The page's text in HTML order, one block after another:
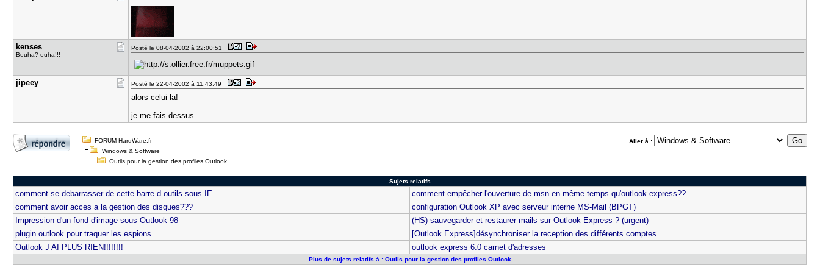
kenses
Beuha? euha!!!
Posté le 08-04-2002 à 22:00:51
jipeey Posté le 22-04-2002 à 11:43:49
alors celui la!
je me fais dessus
Aller à :
FORUM HardWare.fr
Windows & Software
Outils pour la gestion des profiles Outlook
Sujets relatifs
comment se debarrasser de cette barre d outils sous IE......
comment empêcher l'ouverture de msn en même temps qu'outlook express??
comment avoir acces a la gestion des disques???
configuration Outlook XP avec serveur interne MS-Mail (BPGT)
Impression d'un fond d'image sous Outlook 98
(HS) sauvegarder et restaurer mails sur Outlook Express ? (urgent)
plugin outlook pour traquer les espions
[Outlook Express]désynchroniser la reception des différents comptes
Outlook J AI PLUS RIEN!!!!!!!!
outlook express 6.0 carnet d'adresses
Plus de sujets relatifs à : Outils pour la gestion des profiles Outlook